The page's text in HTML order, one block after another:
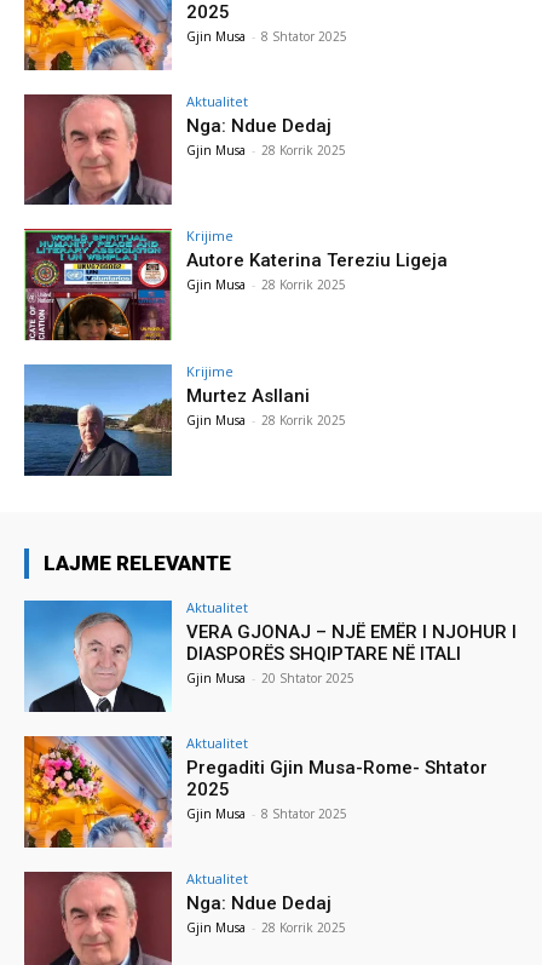
2025
Gjin Musa - 8 Shtator 2025
Aktualitet
Nga: Ndue Dedaj
Gjin Musa - 28 Korrik 2025
Krijime
Autore Katerina Tereziu Ligeja
Gjin Musa - 28 Korrik 2025
Krijime
Murtez Asllani
Gjin Musa - 28 Korrik 2025
LAJME RELEVANTE
Aktualitet
VERA GJONAJ – NJË EMËR I NJOHUR I
DIASPORËS SHQIPTARE NË ITALI
Gjin Musa - 20 Shtator 2025
Aktualitet
Pregaditi Gjin Musa-Rome- Shtator
2025
Gjin Musa - 8 Shtator 2025
Aktualitet
Nga: Ndue Dedaj
Gjin Musa - 28 Korrik 2025